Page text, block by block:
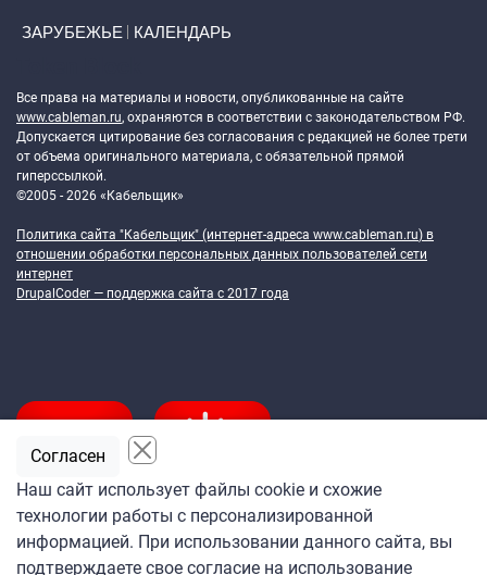
ЗАРУБЕЖЬЕ КАЛЕНДАРЬ
Все права на материалы и новости, опубликованные на сайте
www.cableman.ru, охраняются в соответствии с законодательством РФ.
Допускается цитирование без согласования с редакцией не более трети
от объема оригинального материала, с обязательной прямой
гиперссылкой.
©2005 - 2026 «Кабельщик»
Политика сайта "Кабельщик" (интернет-адреса www.cableman.ru) в
отношении обработки персональных данных пользователей сети
интернет
DrupalCoder — поддержка сайта c 2017 года
Подпишитесь
на ежедневную рассылку
Наш сайт использует файлы cookie и схожие
технологии работы с персонализированной
информацией. При использовании данного сайта, вы
подтверждаете свое согласие на использование
Согласен